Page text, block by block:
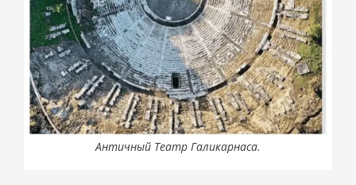
Античный Театр Галикарнаса.